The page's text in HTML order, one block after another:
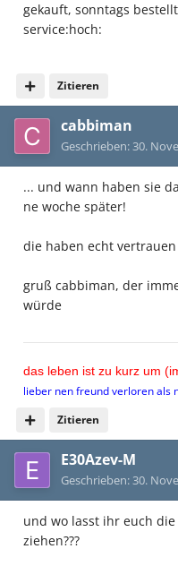
gekauft, sonntags
service:hoch:
Zitieren
cabbiman
Geschrieben:30.
... und wann haben sie
ne woche später!
die haben echt
gruß cabbiman, der
würde
Zitieren
das leben ist zu kurz um
lieber nen freund verloren als
E30Azev-M
Geschrieben:30.
und wo lasst ihr euch
ziehen???